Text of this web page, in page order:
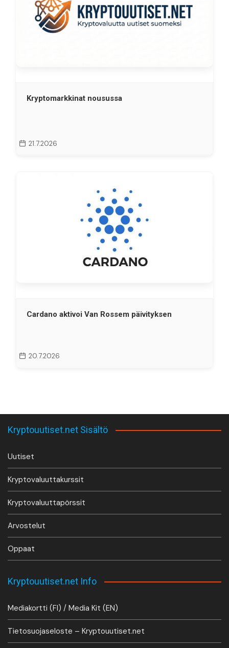
Kryptomarkkinat nousussa
21.7.2026
Cardano aktivoi Van Rossem päivityksen
20.7.2026
Kryptouutiset.net Sisältö
Uutiset
Kryptovaluuttakurssit
Kryptovaluuttapörssit
Arvostelut
Oppaat
Kryptouutiset.net Info
Mediakortti (FI) / Media Kit (EN)
Tietosuojaseloste – Kryptouutiset.net